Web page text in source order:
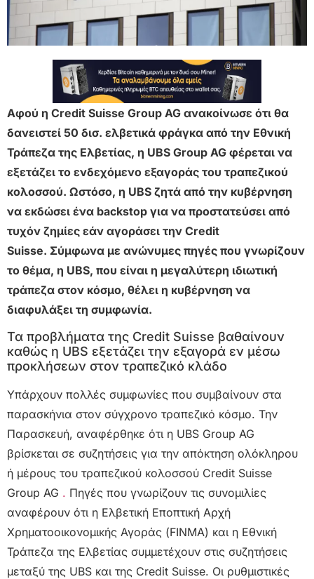
Αφού η Credit Suisse Group AG ανακοίνωσε ότι θα
δανειστεί 50 δισ. ελβετικά φράγκα από την Εθνική
Τράπεζα της Ελβετίας, η UBS Group AG φέρεται να
εξετάζει το ενδεχόμενο εξαγοράς του τραπεζικού
κολοσσού. Ωστόσο, η UBS ζητά από την κυβέρνηση
να εκδώσει ένα backstop για να προστατεύσει από
τυχόν ζημίες εάν αγοράσει την Credit
Suisse. Σύμφωνα με ανώνυμες πηγές που γνωρίζουν
το θέμα, η UBS, που είναι η μεγαλύτερη ιδιωτική
τράπεζα στον κόσμο, θέλει η κυβέρνηση να
διαφυλάξει τη συμφωνία.
Τα προβλήματα της Credit Suisse βαθαίνουν
καθώς η UBS εξετάζει την εξαγορά εν μέσω
προκλήσεων στον τραπεζικό κλάδο
Υπάρχουν πολλές συμφωνίες που συμβαίνουν στα
παρασκήνια στον σύγχρονο τραπεζικό κόσμο. Την
Παρασκευή, αναφέρθηκε ότι η UBS Group AG
βρίσκεται σε συζητήσεις για την απόκτηση ολόκληρου
ή μέρους του τραπεζικού κολοσσού Credit Suisse
Group AG . Πηγές που γνωρίζουν τις συνομιλίες
αναφέρουν ότι η Ελβετική Εποπτική Αρχή
Χρηματοοικονομικής Αγοράς (FINMA) και η Εθνική
Τράπεζα της Ελβετίας συμμετέχουν στις συζητήσεις
μεταξύ της UBS και της Credit Suisse. Οι ρυθμιστικές